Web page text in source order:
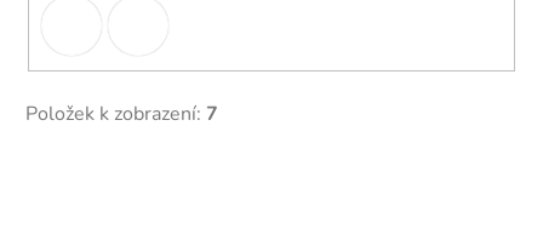
Položek k zobrazení: 7